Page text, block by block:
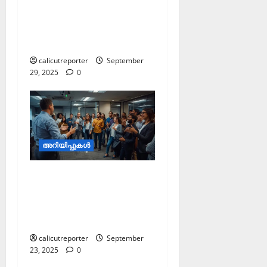
calicutreporter
September
29, 2025
0
അറിയിപ്പുകള്‍
calicutreporter
September
23, 2025
0